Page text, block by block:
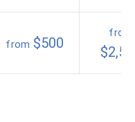
from $500
from